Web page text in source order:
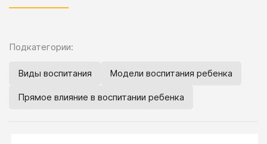
Подкатегории:
Виды воспитания Модели воспитания ребенка
Прямое влияние в воспитании ребенка